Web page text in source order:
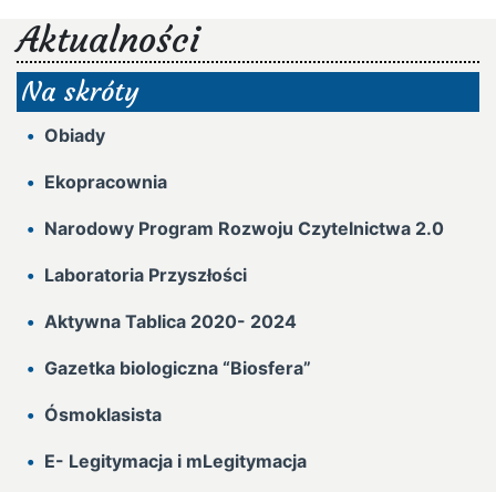
Aktualności
Na skróty
Obiady
Ekopracownia
Narodowy Program Rozwoju Czytelnictwa 2.0
Laboratoria Przyszłości
Aktywna Tablica 2020- 2024
Gazetka biologiczna “Biosfera”
Ósmoklasista
E- Legitymacja i mLegitymacja